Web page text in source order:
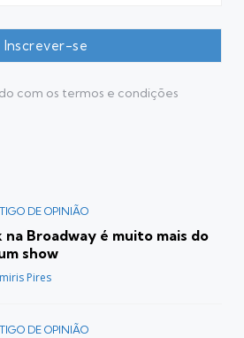
com os termos e condições
DE OPINIÃO
na Broadway é muito mais do
show
Pires
DE OPINIÃO